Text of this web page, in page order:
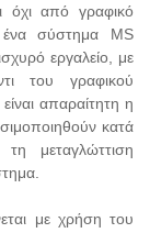
όχι από γραφικό
ένα σύστημα MS
εργαλείο, με
του γραφικού
απαραίτητη η
κατά
μεταγλώττιση
με χρήση του